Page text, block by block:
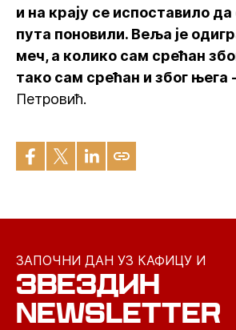
и на крају се испоставило
пута поновили. Веља је
меч, а колико сам срећан
тако сам срећан и због њега -
Петровић.
ЗАПОЧНИ ДАН УЗ КАФИЦУ И
ЗВЕЗДИН
NEWSLETTER